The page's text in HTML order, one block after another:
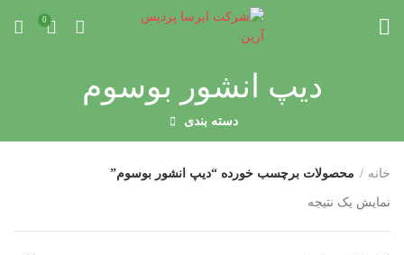
0
دیپ انشور بوسوم
دسته بندی
خانه محصولات برچسب خورده “دیپ انشور بوسوم”
نمایش یک نتیجه